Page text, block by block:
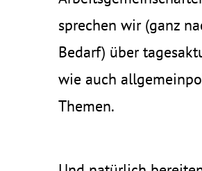
sprechen wir (ganz
Bedarf) über
wie auch
Themen.